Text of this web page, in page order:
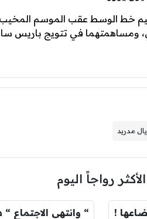
خط الوسط عقب الموسم
ومساهمتهما في تتويج باريس
مدريد
الأكثر رواجاً اليوم
!